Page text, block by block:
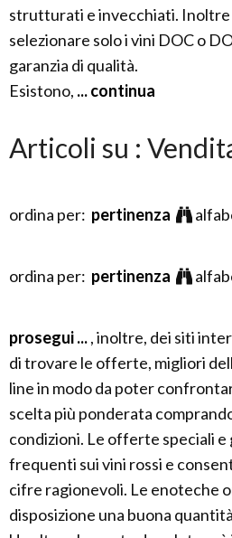
strutturati e invecchiati. Inoltre
selezionare solo i vini DOC o
garanzia di qualità.
Esistono, ... continua
Articoli su :
ordina per: pertinenza
ordina per: pertinenza
prosegui ..., inoltre, dei siti
di trovare le offerte, migliori
line in modo da poter
scelta più ponderata
condizioni. Le offerte speciali e
frequenti sui vini rossi e
cifre ragionevoli. Le enoteche
disposizione una buona